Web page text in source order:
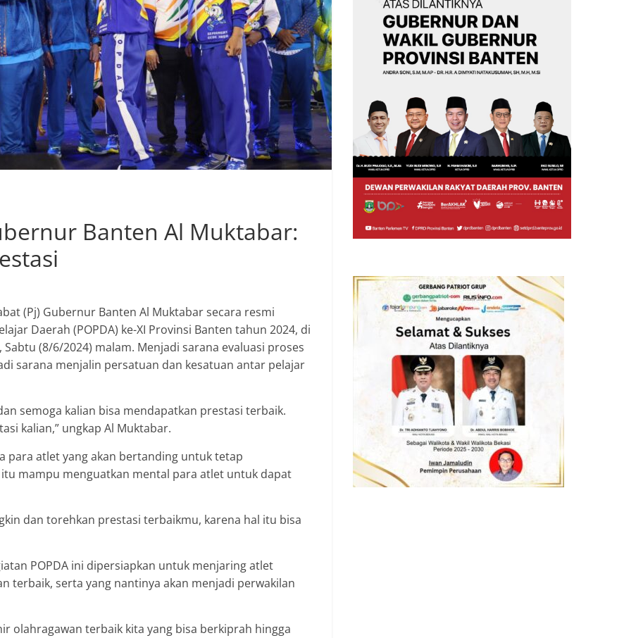
Banten Al Muktabar:
(Pj) Gubernur Banten Al Muktabar secara resmi
Daerah (POPDA) ke-XI Provinsi Banten tahun 2024, di
(8/6/2024) malam. Menjadi sarana evaluasi proses
sarana menjalin persatuan dan kesatuan antar pelajar
semoga kalian bisa mendapatkan prestasi terbaik.
kalian,” ungkap Al Muktabar.
para atlet yang akan bertanding untuk tetap
mampu menguatkan mental para atlet untuk dapat
dan torehkan prestasi terbaikmu, karena hal itu bisa
POPDA ini dipersiapkan untuk menjaring atlet
terbaik, serta yang nantinya akan menjadi perwakilan
olahragawan terbaik kita yang bisa berkiprah hingga